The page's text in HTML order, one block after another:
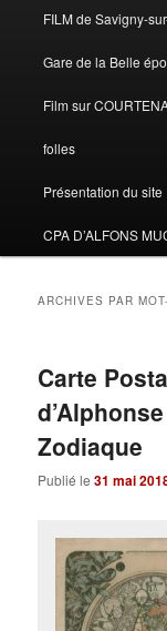
FILM de Savigny-
Gare de la Belle
Film sur
folles
Présentation du site
CPA D’ALFONS
ARCHIVES PAR
Carte
Zodiaque
Publié le31 mai